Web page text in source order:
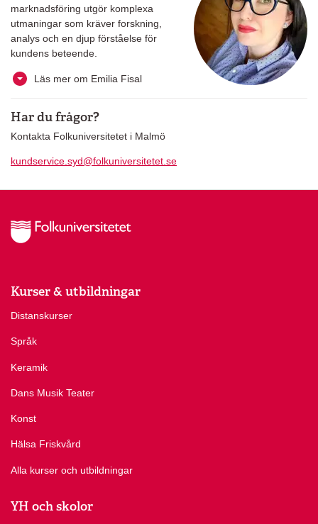
marknadsföring utgör komplexa
utmaningar som kräver forskning,
analys och en djup förståelse för
kundens beteende.
Läs mer om Emilia Fisal
Har du frågor?
Kontakta Folkuniversitetet i Malmö
kundservice.syd@folkuniversitetet.se
Kurser & utbildningar
Distanskurser
Språk
Keramik
Dans Musik Teater
Konst
Hälsa Friskvård
Alla kurser och utbildningar
YH och skolor